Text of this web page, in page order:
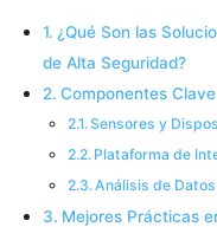
¿Qué Son las
de Alta Seguridad?
Componentes
Sensores y
Plataforma de
Análisis de
Mejores Prácticas